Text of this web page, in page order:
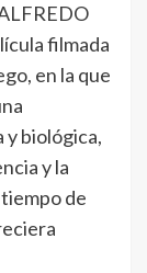
filmada
en la que
biológica,
y la
de